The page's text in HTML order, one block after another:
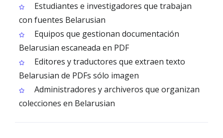
Estudiantes e investigadores que trabajan
con fuentes Belarusian
Equipos que gestionan documentación
Belarusian escaneada en PDF
Editores y traductores que extraen texto
Belarusian de PDFs sólo imagen
Administradores y archiveros que organizan
colecciones en Belarusian